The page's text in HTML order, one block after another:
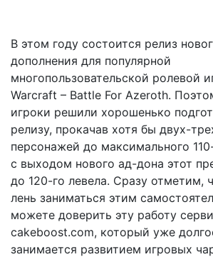
В этом году состоится релиз
дополнения для популярной
многопользовательской ролевой
Warcraft – Battle For Azeroth.
игроки решили хорошенько
релизу, прокачав хотя бы двух-
персонажей до максимального
с выходом нового ад-дона этот
до 120-го левела. Сразу отметим,
лень заниматься этим
можете доверить эту работу
cakeboost.com, который уже
занимается развитием игровых